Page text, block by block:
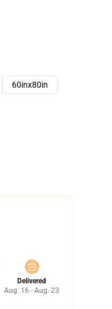
60inx80in
Delivered
Aug. 16 - Aug. 23